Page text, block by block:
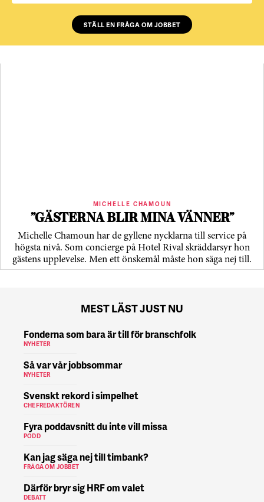
STÄLL EN FRÅGA OM JOBBET
MICHELLE CHAMOUN
”GÄSTERNA BLIR MINA VÄNNER”
Michelle Chamoun har de gyllene nycklarna till service på
högsta nivå. Som concierge på Hotel Rival skräddarsyr hon
gästens upp­levelse. Men ett önskemål måste hon säga nej till.
MEST LÄST JUST NU
Fonderna som bara är till för branschfolk
NYHETER
Så var vår jobbsommar
NYHETER
Svenskt rekord i simpelhet
CHEFREDAKTÖREN
Fyra poddavsnitt du inte vill missa
PODD
Kan jag säga nej till timbank?
FRÅGA OM JOBBET
Därför bryr sig HRF om valet
DEBATT